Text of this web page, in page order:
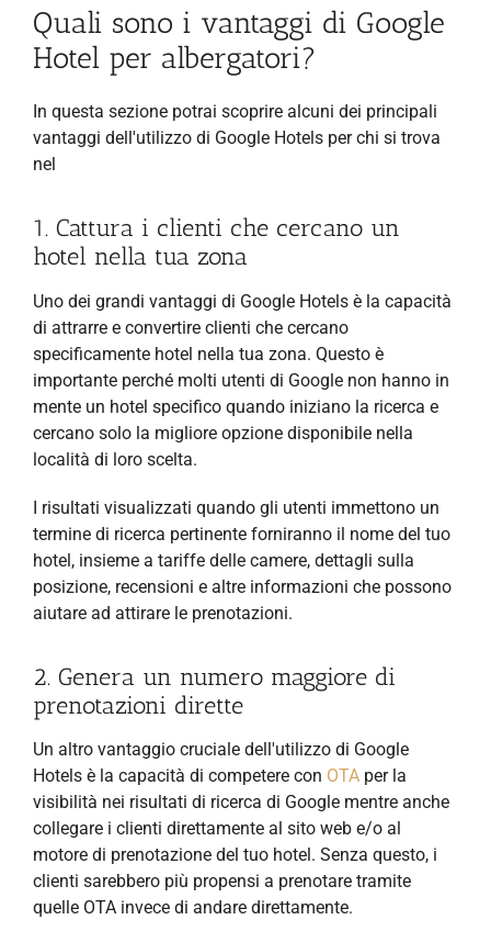
Quali sono i vantaggi di Google
Hotel per albergatori?
In questa sezione potrai scoprire alcuni dei principali
vantaggi dell'utilizzo di Google Hotels per chi si trova
nel
1. Cattura i clienti che cercano un
hotel nella tua zona
Uno dei grandi vantaggi di Google Hotels è la capacità
di attrarre e convertire clienti che cercano
specificamente hotel nella tua zona. Questo è
importante perché molti utenti di Google non hanno in
mente un hotel specifico quando iniziano la ricerca e
cercano solo la migliore opzione disponibile nella
località di loro scelta.
I risultati visualizzati quando gli utenti immettono un
termine di ricerca pertinente forniranno il nome del tuo
hotel, insieme a tariffe delle camere, dettagli sulla
posizione, recensioni e altre informazioni che possono
aiutare ad attirare le prenotazioni.
2. Genera un numero maggiore di
prenotazioni dirette
Un altro vantaggio cruciale dell'utilizzo di Google
Hotels è la capacità di competere con OTA per la
visibilità nei risultati di ricerca di Google mentre anche
collegare i clienti direttamente al sito web e/o al
motore di prenotazione del tuo hotel. Senza questo, i
clienti sarebbero più propensi a prenotare tramite
quelle OTA invece di andare direttamente.